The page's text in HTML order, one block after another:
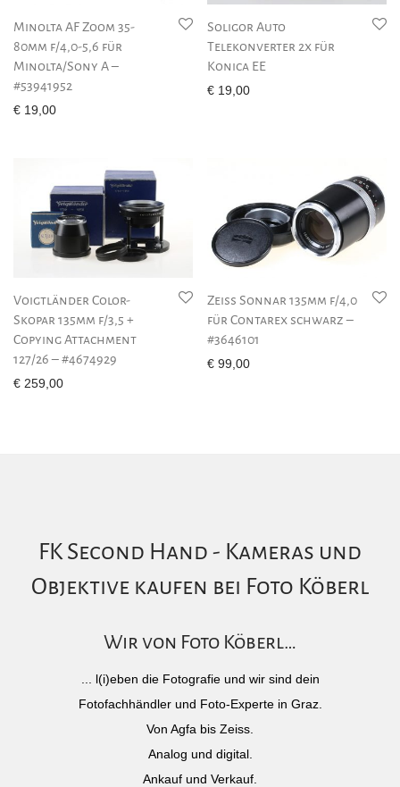
Minolta AF Zoom 35-
80mm f/4,0-5,6 für
Minolta/Sony A –
#53941952
€ 19,00
Soligor Auto
Telekonverter 2x für
Konica EE
€ 19,00
Voigtländer Color-
Skopar 135mm f/3,5 +
Copying Attachment
127/26 – #4674929
€ 259,00
Zeiss Sonnar 135mm f/4,0
für Contarex schwarz –
#3646101
€ 99,00
FK Second Hand - Kameras und
Objektive kaufen bei Foto Köberl
Wir von Foto Köberl…
... l(i)eben die Fotografie und wir sind dein
Fotofachhändler und Foto-Experte in Graz.
Von Agfa bis Zeiss.
Analog und digital.
Ankauf und Verkauf.